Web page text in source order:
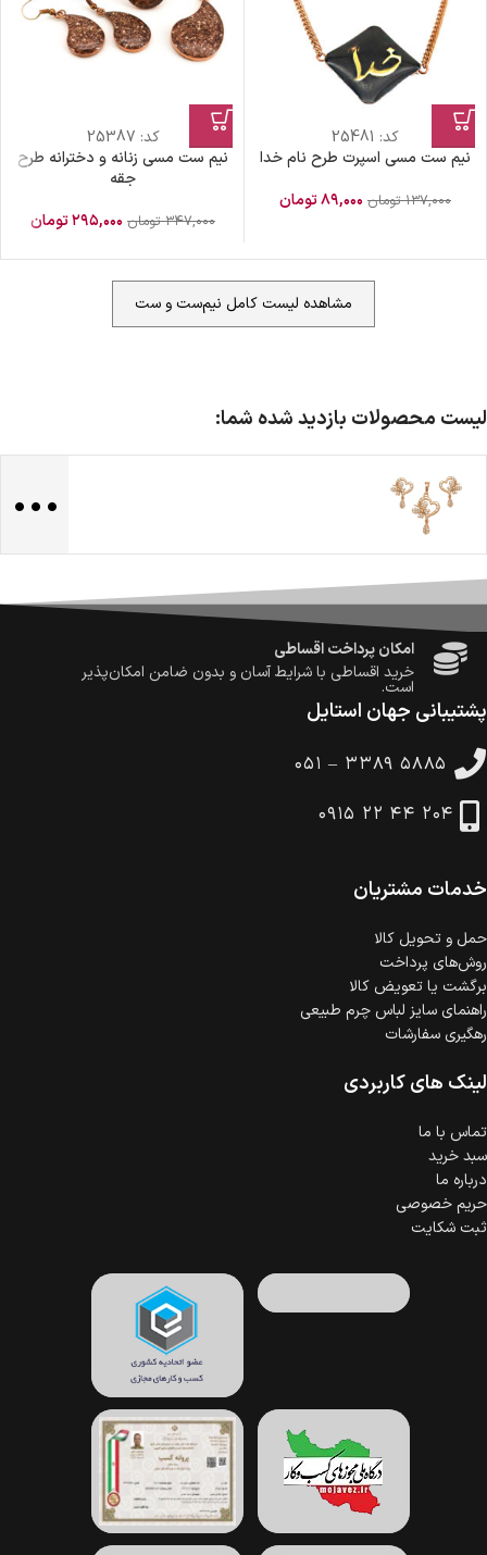
کد: 25481
نیم ست مسی اسپرت طرح نام خدا
۱۳۷,۰۰۰ تومان ۸۹,۰۰۰تومان
کد: 25387
نیم ست مسی زنانه و دخترانه طرح
جقه
۳۴۷,۰۰۰ تومان ۲۹۵,۰۰۰تومان
مشاهده لیست کامل نیم‌ست و ست
لیست محصولات بازدید شده شما:
...
گارانتی معتبر برای تمامی محصولات ارائه می‌شود.
ارسال سریع و رایگان
سفارش‌های بیش از
ارسال می‌شود.
ضمانت بازگشت کالا
امکان پرداخت در محل
در هنگام خرید محصول، امکان انتخاب پرداخت در محل
وجود دارد.
امکان پرداخت اقساطی
خرید اقساطی با شرایط آسان و بدون ضامن امکان‌پذیر
است.
ضمانت اصالت کالا
پشتیبانی جهان استایل
۰۵۱ – ۳۳۸۹ ۵۸۸۵
۰۹۱۵ ۲۲ ۴۴ ۲۰۴
خدمات مشتریان
حمل‌ و تحویل کالا
روش‌های پرداخت
برگشت یا تعویض کالا
راهنمای سایز لباس چرم طبیعی
رهگیری سفارشات
لینک های کاربردی
تماس با ما
سبد خرید
درباره ما
حریم خصوصی
ثبت شکایت